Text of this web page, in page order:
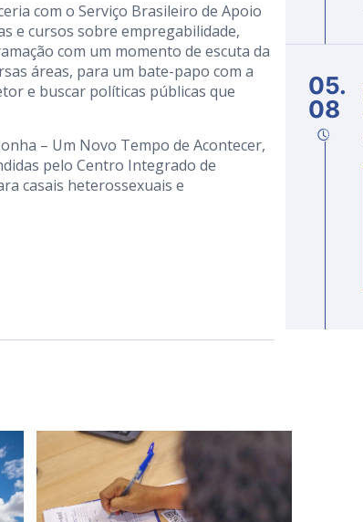
com o Serviço Brasileiro de Apoio
e cursos sobre empregabilidade,
com um momento de escuta da
áreas, para um bate-papo com a
e buscar políticas públicas que
– Um Novo Tempo de Acontecer,
pelo Centro Integrado de
casais heterossexuais e
05.
08